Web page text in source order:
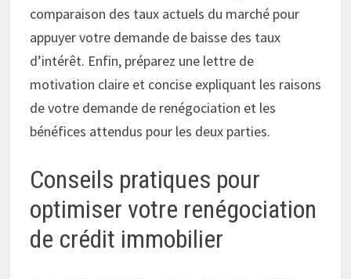
comparaison des taux actuels du marché pour
appuyer votre demande de baisse des taux
d’intérêt. Enfin, préparez une lettre de
motivation claire et concise expliquant les raisons
de votre demande de renégociation et les
bénéfices attendus pour les deux parties.
Conseils pratiques pour
optimiser votre renégociation
de crédit immobilier